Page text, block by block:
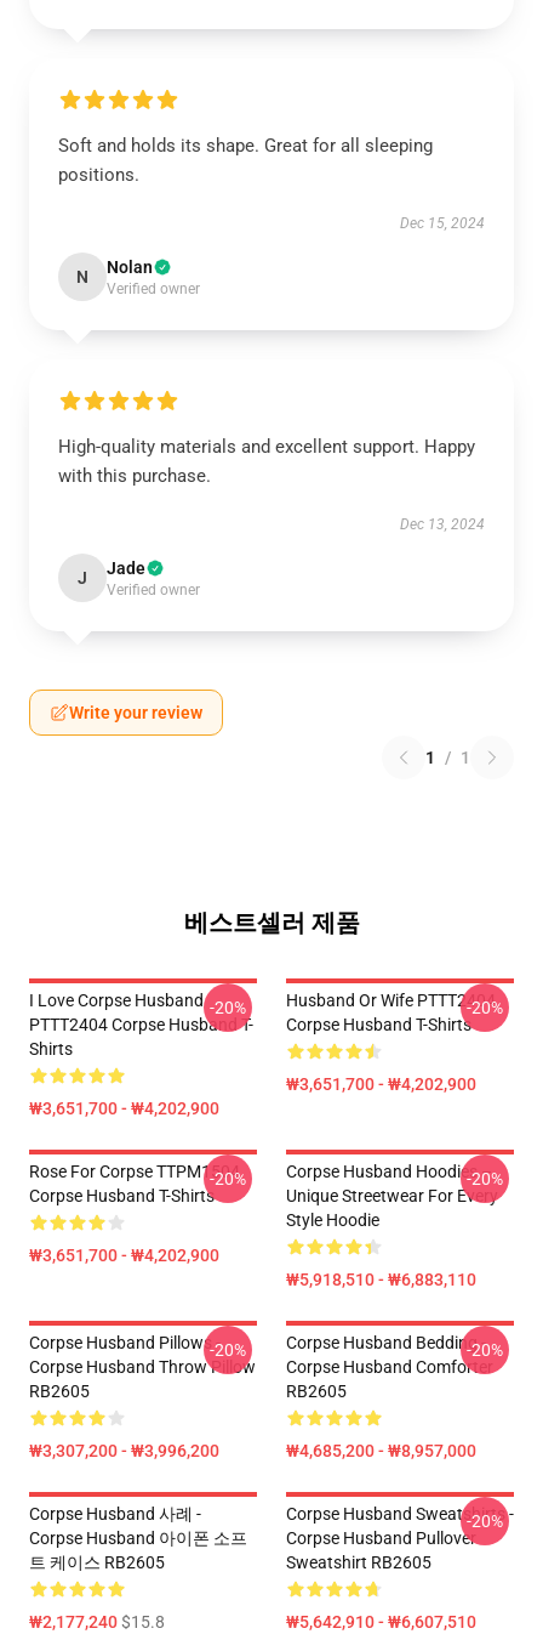
Soft and holds its shape. Great for all sleeping
positions.
Dec 15, 2024
N Nolan
Verified owner
High-quality materials and excellent support. Happy
with this purchase.
Dec 13, 2024
J Jade
Verified owner
Write your review
1 / 1
베스트셀러 제품
I Love Corpse Husband
PTTT2404 Corpse Husband T-
Shirts
₩3,651,700 - ₩4,202,900
-20%
Husband Or Wife PTTT2404
Corpse Husband T-Shirts
₩3,651,700 - ₩4,202,900
-20%
Rose For Corpse TTPM1504
Corpse Husband T-Shirts
₩3,651,700 - ₩4,202,900
-20%
Corpse Husband Hoodies –
Unique Streetwear For Every
Style Hoodie
₩5,918,510 - ₩6,883,110
-20%
Corpse Husband Pillows -
Corpse Husband Throw Pillow
RB2605
₩3,307,200 - ₩3,996,200
-20%
Corpse Husband Bedding -
Corpse Husband Comforter
RB2605
₩4,685,200 - ₩8,957,000
-20%
Corpse Husband 사례 -
Corpse Husband 아이폰 소프
트 케이스 RB2605
₩2,177,240$15.8
Corpse Husband Sweatshirts -
Corpse Husband Pullover
Sweatshirt RB2605
₩5,642,910 - ₩6,607,510
-20%